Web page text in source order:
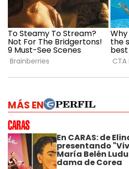
MÁS EN
En CARAS: de
presentando
María Belén
dama de Corea